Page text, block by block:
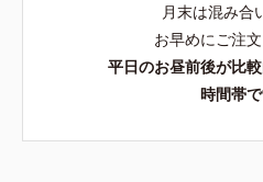
月末は混み合
お早めにご注文
平日のお昼前後が比
時間帯で